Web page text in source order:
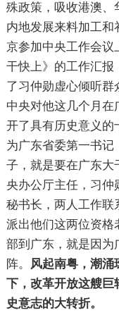
殊政策，吸收港澳、
内地发展来料加工和
京参加中央工作会议
干快上》的工作汇报
了习仲勋虚心倾听群
中央对他这几个月在
开了具有历史意义的
为广东省委第一书
子，就是要在广东大
央办公厅主任，习仲
秘书长，两人工作联
派出他们这两位资格
部到广东，就是因为
阵。 风起南粤，潮涌
下，改革开放这艘巨
史意志的大转折。